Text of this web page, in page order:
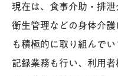
現在は、食事介助・排
衛生管理などの身体介
も積極的に取り組んで
記録業務も行い、利用